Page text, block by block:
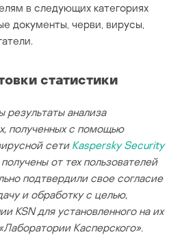
в следующих категориях
документы, черви, вирусы,
статистики
результаты анализа
полученных с помощью
сети Kaspersky Security
от тех пользователей
подтвердили свое согласие
и обработку с целью,
KSN для установленного на их
Касперского».